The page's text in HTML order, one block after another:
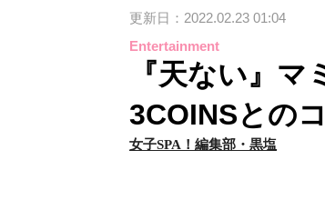
更新日：2022.02.23 01:04
Entertainment
『天ない』マ
3COINSとの
女子SPA！編集部・黒塩